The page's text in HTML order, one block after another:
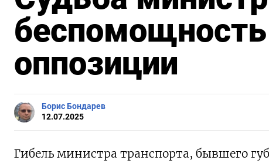
беспомощность
оппозиции
Борис Бондарев
12.07.2025
Гибель министра транспорта, бывшего